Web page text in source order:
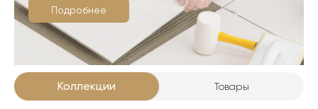
Подробнее
Коллекции Товары